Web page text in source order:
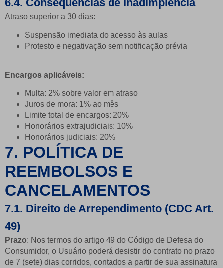
6.4. Consequências de Inadimplência
Atraso superior a 30 dias:
Suspensão imediata do acesso às aulas
Protesto e negativação sem notificação prévia
Encargos aplicáveis:
Multa: 2% sobre valor em atraso
Juros de mora: 1% ao mês
Limite total de encargos: 20%
Honorários extrajudiciais: 10%
Honorários judiciais: 20%
7. POLÍTICA DE
REEMBOLSOS E
CANCELAMENTOS
7.1. Direito de Arrependimento (CDC Art.
49)
Prazo: Nos termos do artigo 49 do Código de Defesa do
Consumidor, o Usuário poderá desistir do contrato no prazo
de 7 (sete) dias corridos, contados a partir de sua assinatura